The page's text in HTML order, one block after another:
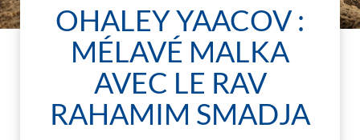
OHALEY YAACOV :
MÉLAVÉ MALKA
AVEC LE RAV
RAHAMIM SMADJA